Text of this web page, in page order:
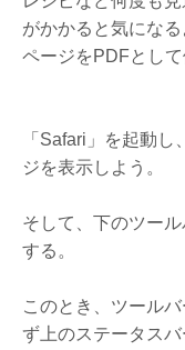
がかかると気にな
ページをPDFとして
「Safari」を起動
ジを表示しよう。
そして、下のツー
する。
このとき、ツール
ず上のステータス